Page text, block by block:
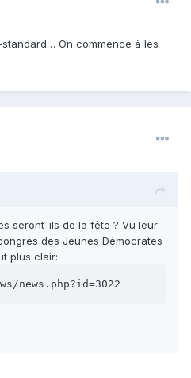
On commence à les
seront-ils de la fête ? Vu leur
des Jeunes Démocrates
plus clair:
news.php?id=3022